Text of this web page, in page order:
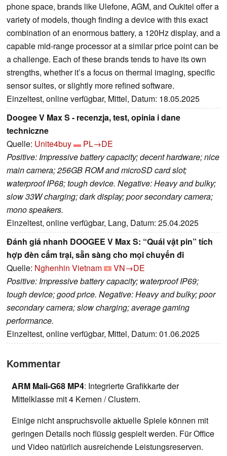
phone space, brands like Ulefone, AGM, and Oukitel offer a
variety of models, though finding a device with this exact
combination of an enormous battery, a 120Hz display, and a
capable mid-range processor at a similar price point can be
a challenge. Each of these brands tends to have its own
strengths, whether it’s a focus on thermal imaging, specific
sensor suites, or slightly more refined software.
Einzeltest, online verfügbar, Mittel, Datum: 18.05.2025
Doogee V Max S - recenzja, test, opinia i dane
techniczne
Quelle: Unite4buy
PL→DE
Positive: Impressive battery capacity; decent hardware; nice
main camera; 256GB ROM and microSD card slot;
waterproof IP68; tough device. Negative: Heavy and bulky;
slow 33W charging; dark display; poor secondary camera;
mono speakers.
Einzeltest, online verfügbar, Lang, Datum: 25.04.2025
Đánh giá nhanh DOOGEE V Max S: “Quái vật pin” tích
hợp đèn cắm trại, sẵn sàng cho mọi chuyến đi
Quelle: Nghenhin Vietnam
VN→DE
Positive: Impressive battery capacity; waterproof IP69;
tough device; good price. Negative: Heavy and bulky; poor
secondary camera; slow charging; average gaming
performance.
Einzeltest, online verfügbar, Mittel, Datum: 01.06.2025
Kommentar
ARM Mali-G68 MP4: Integrierte Grafikkarte der
Mittelklasse mit 4 Kernen / Clustern.
Einige nicht anspruchsvolle aktuelle Spiele können mit
geringen Details noch flüssig gespielt werden. Für Office
und Video natürlich ausreichende Leistungsreserven.